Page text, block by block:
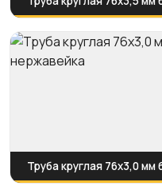
Труба круглая 76х3,0